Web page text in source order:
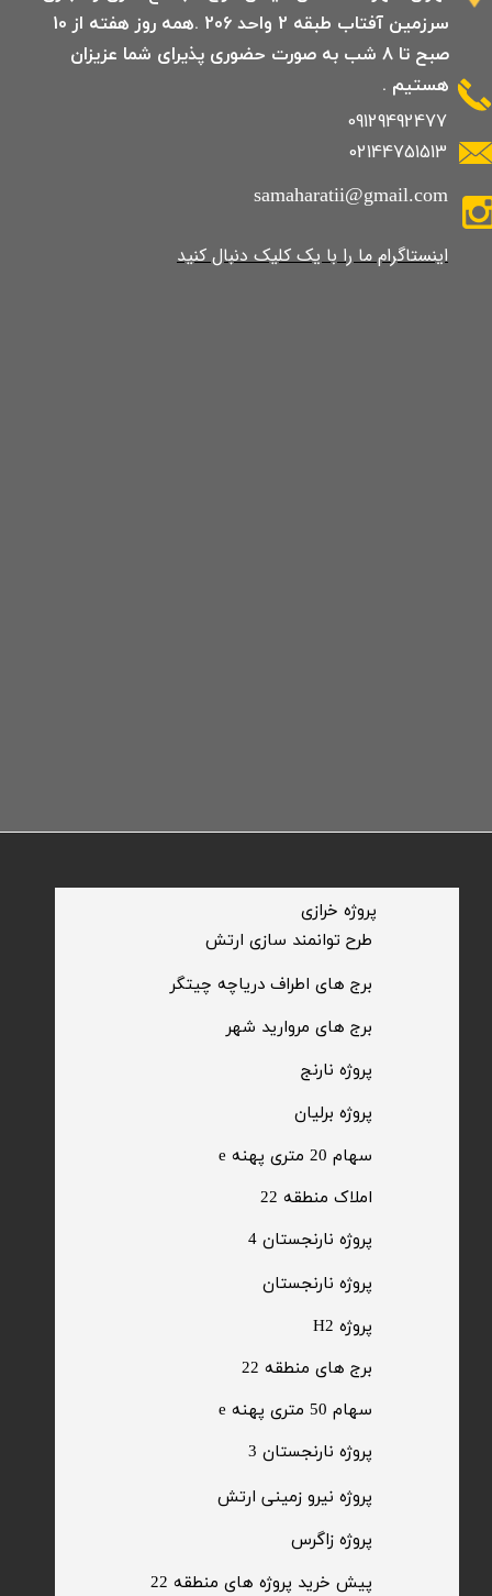
​طرح توانمند سازی ارتش
سهام 20 متری پهنه e​​​​​​​
​سهام 50 متری پهنه e
​املاک منطقه 22
برج های منطقه 22
پیش خرید پروژه های منطقه 22
​پروژه خرازی
پروژه برلیان
پروژه H2
​پروژه زاگرس
​پروژه نارنج
​پروژه نارنجستان
​پروژه نیرو زمینی ارتش
​برج های اطراف دریاچه چیتگر
​برج های مروارید شهر
پروژه نارنجستان 4
​پروژه نارنجستان 3
09129492477
02144751513
سرزمین آفتاب طبقه 2 واحد 206 .همه روز هفته از 10
صبح تا 8 شب به صورت حضوری پذیرای شما عزیزان
هستیم .
samaharatii@gmail.com
​​​​​​​​​اینستاگرام ما را با یک کلیک دنبال کنید